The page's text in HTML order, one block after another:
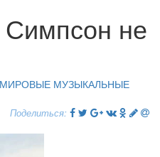
не
МИРОВЫЕ МУЗЫКАЛЬНЫЕ
Поделиться: